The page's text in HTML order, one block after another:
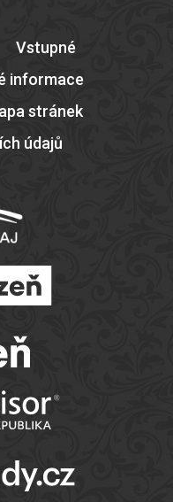
Vstupné
informace
stránek
údajů